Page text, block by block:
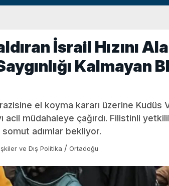
İsrail Hızını
Kalmayan
el koyma kararı üzerine Kudüs
müdahaleye çağırdı. Filistinli
adımlar bekliyor.
ve Dış Politika / Ortadoğu